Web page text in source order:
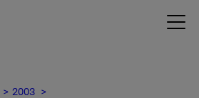
2003